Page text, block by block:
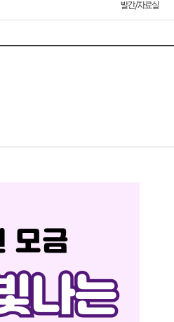
발간/자료실